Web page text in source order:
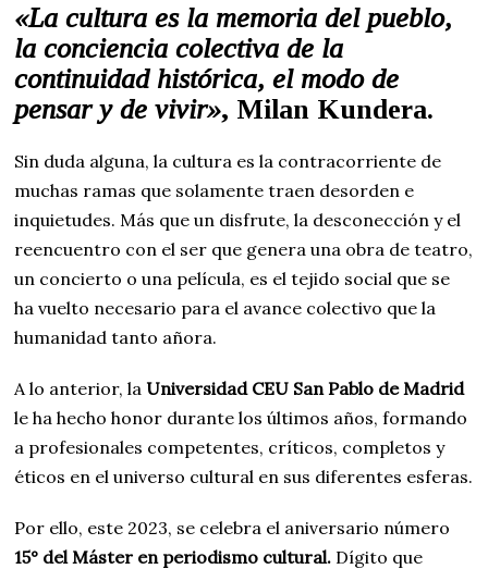
«La cultura es la memoria del pueblo,
la conciencia colectiva de la
continuidad histórica, el modo de
pensar y de vivir», Milan Kundera.
Sin duda alguna, la cultura es la contracorriente de
muchas ramas que solamente traen desorden e
inquietudes. Más que un disfrute, la desconección y el
reencuentro con el ser que genera una obra de teatro,
un concierto o una película, es el tejido social que se
ha vuelto necesario para el avance colectivo que la
humanidad tanto añora.
A lo anterior, la Universidad CEU San Pablo de Madrid
le ha hecho honor durante los últimos años, formando
a profesionales competentes, críticos, completos y
éticos en el universo cultural en sus diferentes esferas.
Por ello, este 2023, se celebra el aniversario número
15° del Máster en periodismo cultural. Dígito que